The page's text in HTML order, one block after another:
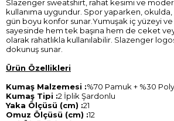
Slazenger sweatshirt, rahat kesimi ve
kullanıma uygundur. Spor yaparken, okulda,
gün boyu konfor sunar.Yumuşak iç yüzeyi ve
sayesinde hem tek başına hem de ceket
olarak rahatlıkla kullanılabilir. Slazenger
dokunuş sunar.
Ürün Özellikleri
Kumaş Malzemesi :%70 Pamuk + %30
Kumaş Tipi :2 İplik Şardonlu
Yaka Ölçüsü (cm) :21
Omuz Ölçüsü (cm) :12